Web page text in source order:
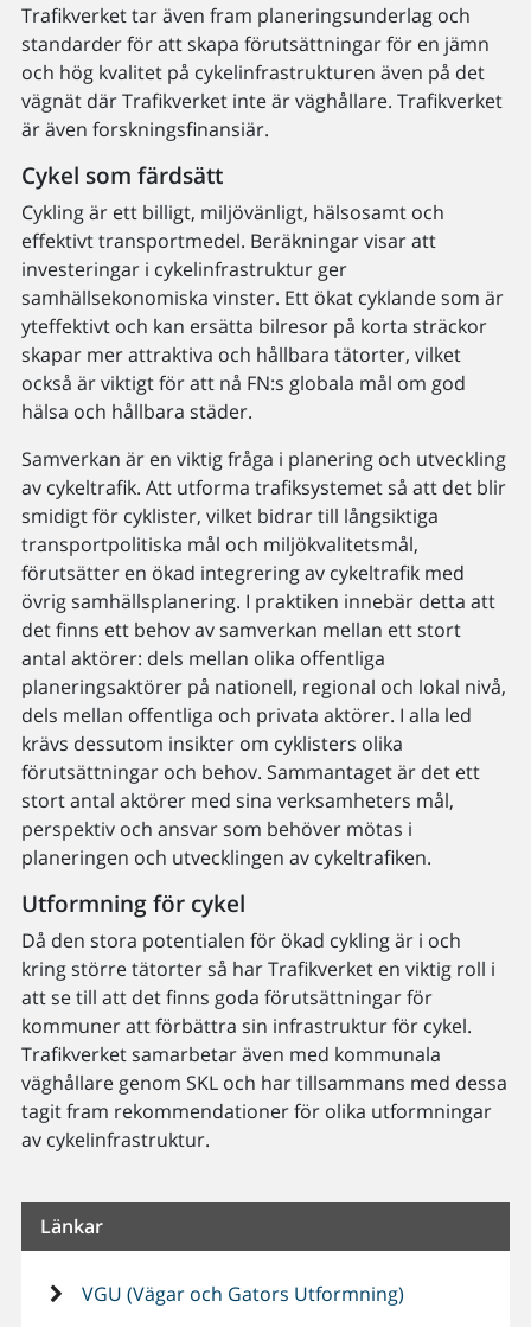
Trafikverket tar även fram planeringsunderlag och
standarder för att skapa förutsättningar för en jämn
och hög kvalitet på cykelinfrastrukturen även på det
vägnät där Trafikverket inte är väghållare. Trafikverket
är även forskningsfinansiär.
Cykel som färdsätt
Cykling är ett billigt, miljövänligt, hälsosamt och
effektivt transportmedel. Beräkningar visar att
investeringar i cykelinfrastruktur ger
samhällsekonomiska vinster. Ett ökat cyklande som är
yteffektivt och kan ersätta bilresor på korta sträckor
skapar mer attraktiva och hållbara tätorter, vilket
också är viktigt för att nå FN:s globala mål om god
hälsa och hållbara städer.
Samverkan är en viktig fråga i planering och utveckling
av cykeltrafik. Att utforma trafiksystemet så att det blir
smidigt för cyklister, vilket bidrar till långsiktiga
transportpolitiska mål och miljökvalitetsmål,
förutsätter en ökad integrering av cykeltrafik med
övrig samhällsplanering. I praktiken innebär detta att
det finns ett behov av samverkan mellan ett stort
antal aktörer: dels mellan olika offentliga
planeringsaktörer på nationell, regional och lokal nivå,
dels mellan offentliga och privata aktörer. I alla led
krävs dessutom insikter om cyklisters olika
förutsättningar och behov. Sammantaget är det ett
stort antal aktörer med sina verksamheters mål,
perspektiv och ansvar som behöver mötas i
planeringen och utvecklingen av cykeltrafiken.
Utformning för cykel
Då den stora potentialen för ökad cykling är i och
kring större tätorter så har Trafikverket en viktig roll i
att se till att det finns goda förutsättningar för
kommuner att förbättra sin infrastruktur för cykel.
Trafikverket samarbetar även med kommunala
väghållare genom SKL och har tillsammans med dessa
tagit fram rekommendationer för olika utformningar
av cykelinfrastruktur.
Länkar
VGU (Vägar och Gators Utformning)